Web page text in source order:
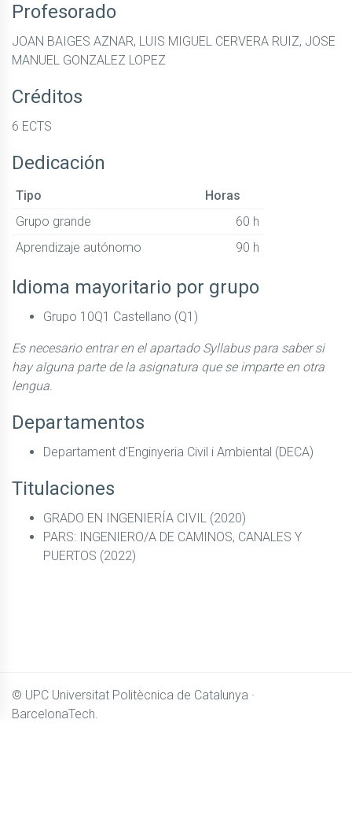
Profesorado
JOAN BAIGES AZNAR, LUIS MIGUEL CERVERA RUIZ, JOSE
MANUEL GONZALEZ LOPEZ
Créditos
6 ECTS
Dedicación
Tipo
Horas
Grupo grande
60 h
Aprendizaje autónomo
90 h
Idioma mayoritario por grupo
Grupo 10Q1 Castellano (Q1)
Es necesario entrar en el apartado Syllabus para saber si
hay alguna parte de la asignatura que se imparte en otra
lengua.
Departamentos
Departament d'Enginyeria Civil i Ambiental (DECA)
Titulaciones
GRADO EN INGENIERÍA CIVIL (2020)
PARS: INGENIERO/A DE CAMINOS, CANALES Y
PUERTOS (2022)
© UPC Universitat Politècnica de Catalunya ·
BarcelonaTech.